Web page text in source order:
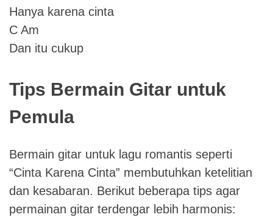
Hanya karena cinta
C Am
Dan itu cukup
Tips Bermain Gitar untuk
Pemula
Bermain gitar untuk lagu romantis seperti
“Cinta Karena Cinta” membutuhkan ketelitian
dan kesabaran. Berikut beberapa tips agar
permainan gitar terdengar lebih harmonis: